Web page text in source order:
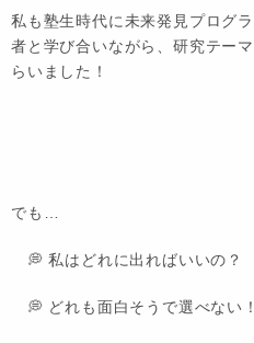
私も塾生時代に未来発見プログ
者と学び合いながら、研究テー
らいました！
でも…
💭 私はどれに出ればいいの？
💭 どれも面白そうで選べない！